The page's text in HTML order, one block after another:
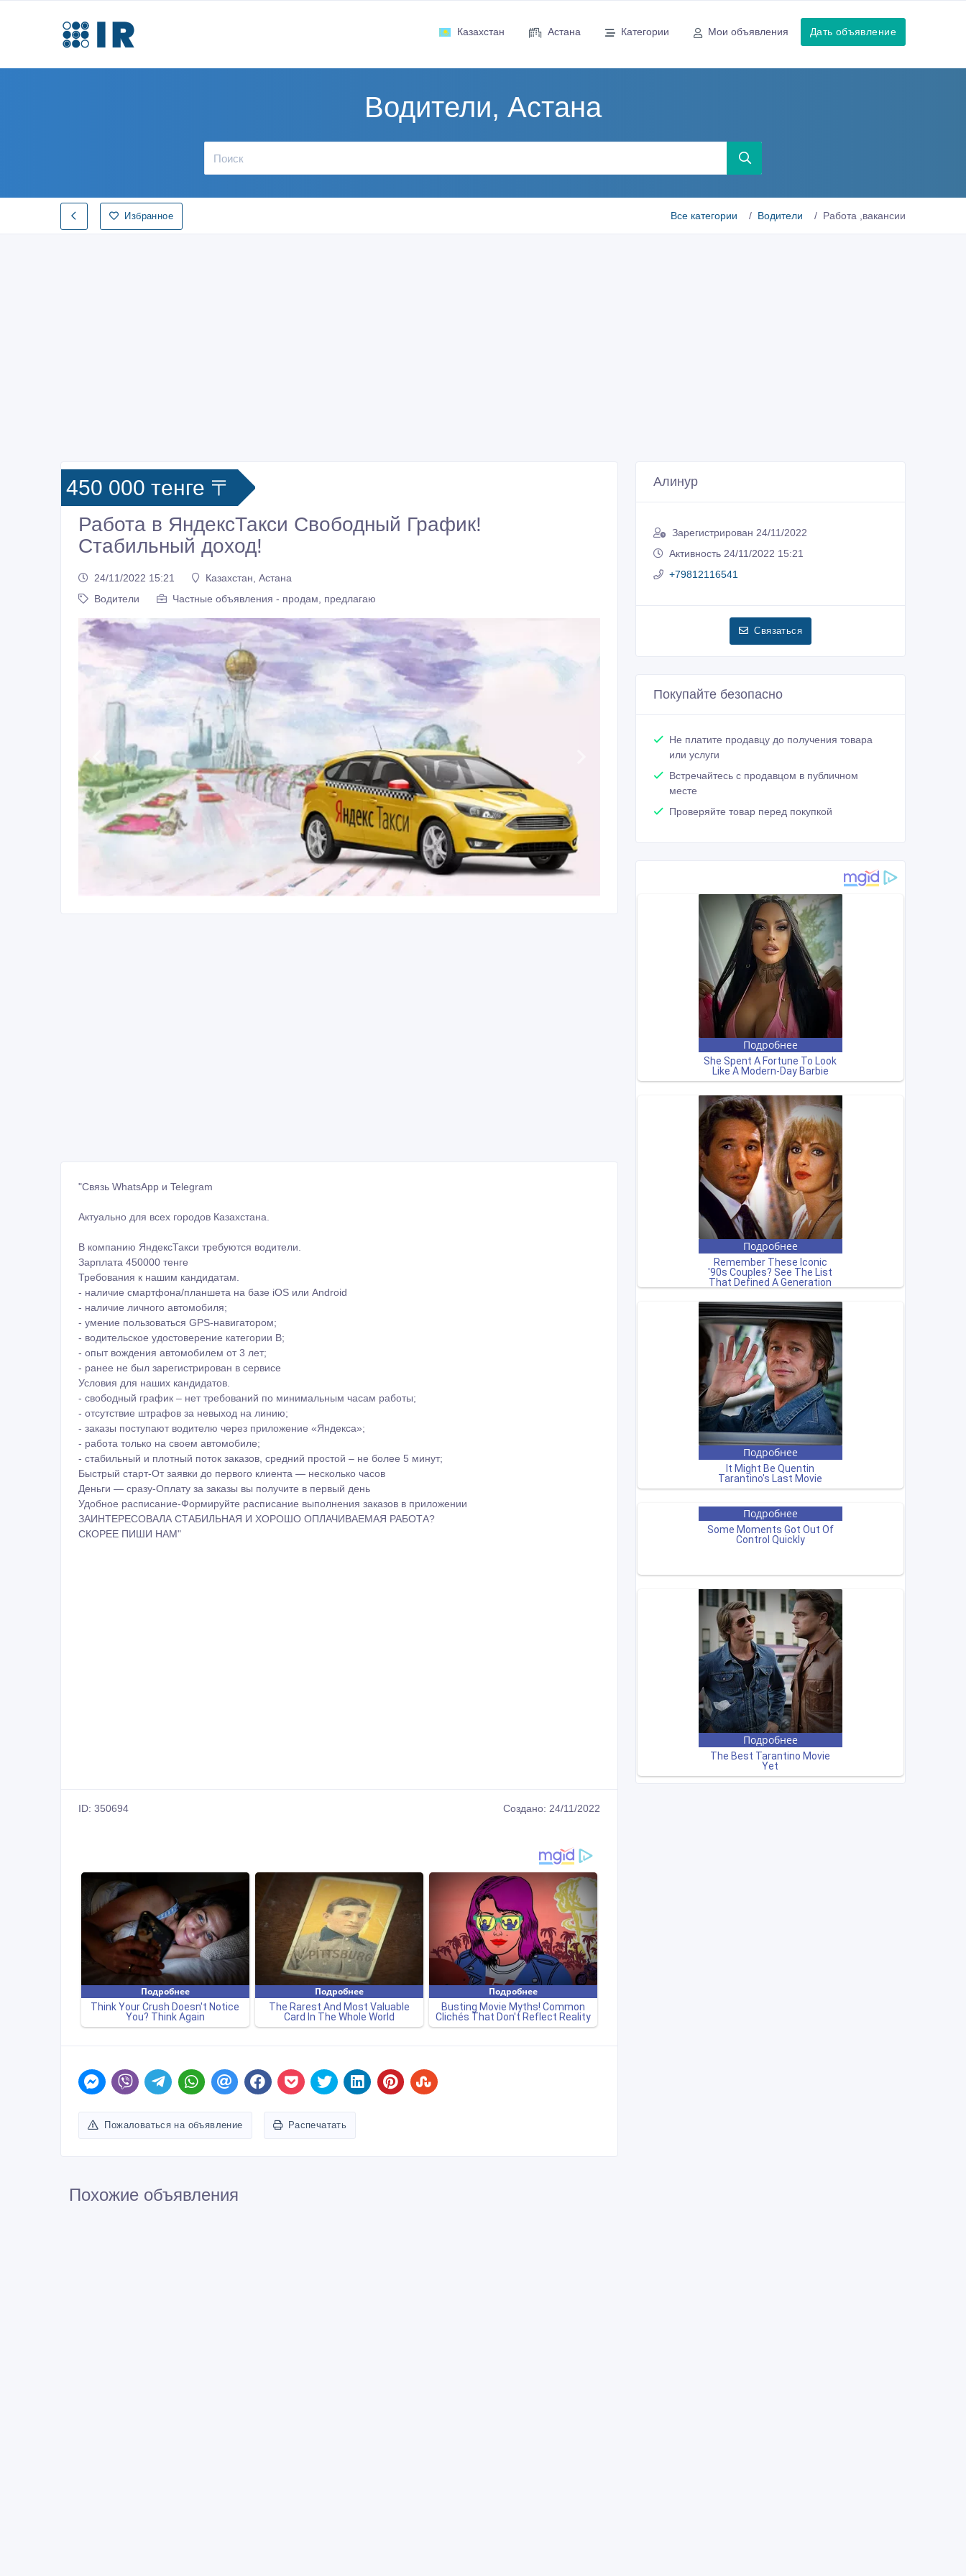
Казахстан Астана Категории Мои объявления Дать объявление
Водители, Астана
Избранное Все категории Водители Работа ,вакансии
450 000 тенге 〒
Работа в ЯндексТакси Свободный График!
Стабильный доход!
24/11/2022 15:21
Казахстан, Астана
Водители
Частные объявления - продам, предлагаю
"Связь WhatsApp и Telegram
Актуально для всех городов Казахстана.
В компанию ЯндексТакси требуются водители.
Зарплата 450000 тенге
Требования к нашим кандидатам.
- наличие смартфона/планшета на базе iOS или Android
- наличие личного автомобиля;
- умение пользоваться GPS-навигатором;
- водительское удостоверение категории В;
- опыт вождения автомобилем от 3 лет;
- ранее не был зарегистрирован в сервисе
Условия для наших кандидатов.
- свободный график – нет требований по минимальным часам работы;
- отсутствие штрафов за невыход на линию;
- заказы поступают водителю через приложение «Яндекса»;
- работа только на своем автомобиле;
- стабильный и плотный поток заказов, средний простой – не более 5 минут;
Быстрый старт-От заявки до первого клиента — несколько часов
Деньги — сразу-Оплату за заказы вы получите в первый день
Удобное расписание-Формируйте расписание выполнения заказов в приложении
ЗАИНТЕРЕСОВАЛА СТАБИЛЬНАЯ И ХОРОШО ОПЛАЧИВАЕМАЯ РАБОТА?
СКОРЕЕ ПИШИ НАМ"
ID: 350694 Создано: 24/11/2022
Пожаловаться на объявление Распечатать
Алинур
Зарегистрирован 24/11/2022
Активность 24/11/2022 15:21
+79812116541
Связаться
Покупайте безопасно
Не платите продавцу до получения товара
или услуги
Встречайтесь с продавцом в публичном
месте
Проверяйте товар перед покупкой
Похожие объявления